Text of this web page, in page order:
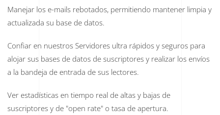
Manejar los e-mails rebotados, permitiendo mantener limpia y
actualizada su base de datos.
Confiar en nuestros Servidores ultra rápidos y seguros para
alojar sus bases de datos de suscriptores y realizar los envíos
a la bandeja de entrada de sus lectores.
Ver estadísticas en tiempo real de altas y bajas de
suscriptores y de "open rate" o tasa de apertura.